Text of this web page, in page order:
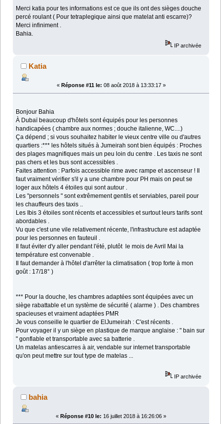
Merci katia pour tes informations est ce que ils ont des sièges douche
percé roulant ( Pour tetraplegique ainsi que matelat anti escarre)?
Merci infiniment .
Bahia.
IP archivée
Katia
« Réponse #11 le: 08 août 2018 à 13:33:17 »
Bonjour Bahia
À Dubaï beaucoup d'hôtels sont équipés pour les personnes
handicapées ( chambre aux normes ; douche italienne, WC....)
Ça dépend ; si vous souhaitez habiter le vieux centre ville ou d'autres
quartiers :*** les hôtels situés à Jumeirah sont bien équipés : Proches
des plages magnifiques mais un peu loin du centre . Les taxis ne sont
pas chers et les bus sont accessibles .
Faites attention : Parfois accessible rime avec rampe et ascenseur ! Il
faut vraiment vérifier s'il y a une chambre pour PH mais on peut se
loger aux hôtels 4 étoiles qui sont autour .
Les "personnels " sont extrêmement gentils et serviables, pareil pour
les chauffeurs des taxis ..
Les Ibis 3 étoiles sont récents et accessibles et surtout leurs tarifs sont
abordables .
Vu que c'est une vile relativement récente, l'infrastructure est adaptée
pour les personnes en fauteuil .
Il faut éviter d'y aller pendant l'été, plutôt le mois de Avril Mai la
température est convenable .
Il faut demander à l'hôtel d'arrêter la climatisation ( trop forte à mon
goût : 17/18° )
*** Pour la douche, les chambres adaptées sont équipées avec un
siège rabattable et un système de sécurité ( alarme ) . Des chambres
spacieuses et vraiment adaptées PMR
Je vous conseille le quartier de ElJumeirah : C'est récents .
Pour voyager il y un siège en plastique de marque anglaise : " bain sur
" gonflable et transportable avec sa batterie .
Un matelas antiescarres à air, vendable sur internet transportable
qu'on peut mettre sur tout type de matelas ...
IP archivée
bahia
« Réponse #10 le: 16 juillet 2018 à 16:26:06 »